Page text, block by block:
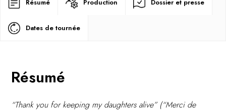
Résumé Production Dossier et presse
Dates de tournée
Résumé
“Thank you for keeping my daughters alive” (“Merci de